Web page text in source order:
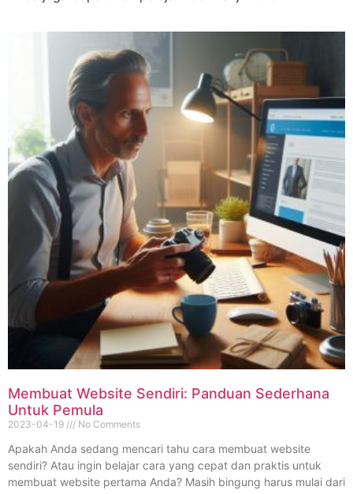
Membuat Website Sendiri: Panduan Sederhana
Untuk Pemula
2023-04-19 No Comments
Apakah Anda sedang mencari tahu cara membuat website
sendiri? Atau ingin belajar cara yang cepat dan praktis untuk
membuat website pertama Anda? Masih bingung harus mulai dari